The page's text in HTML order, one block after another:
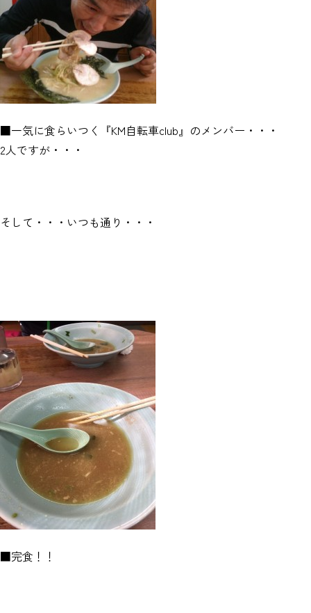
■一気に食らいつく『KM自転車club』のメンバー・・・
2人ですが・・・
そして・・・いつも通り・・・
■完食！！